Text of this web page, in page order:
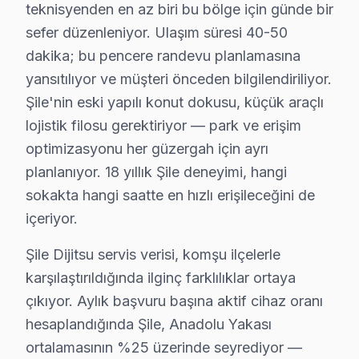
Dördüncü faktör — Parça temini: Stokta hazır bu
18 yıllık Şile servis kronolojisi, Dijitsu görüntüleme
Orta dönemde (2012-2017) Dijitsu VA Panel LED
Son dönemde (2018-bugün) Dijitsu LED ve OLED/
Şile servis lojistiği, ilçenin Anadolu Yakası'ndaki
İkinci katman — Orta kuşak: Şile Kalesi ve bağlantılı
Üçüncü katman — Dış mahalleler: Şile Plajı ve
Şile Dijitsu servis verisi, komşu ilçelerle
Arıza profili karşılaştırmasında ise durum farklı:
Çözüm hızı karşılaştırmasında Şile iyi bir konumda:
Şile'de bu TV servisimizle tanışmadan önce ve
"Sonra" tablosu şu: Aynı müşteri bizimle iletişime
Şile Kalesi mahallesindeki başka bir müşteri Panel
teknisyenden en az biri bu bölge için günde bir
sefer düzenleniyor. Ulaşım süresi 40-50
dakika; bu pencere randevu planlamasına
yansıtılıyor ve müşteri önceden bilgilendiriliyor.
Şile'nin eski yapılı konut dokusu, küçük araçlı
lojistik filosu gerektiriyor — park ve erişim
optimizasyonu her güzergah için ayrı
planlanıyor. 18 yıllık Şile deneyimi, hangi
sokakta hangi saatte en hızlı erişileceğini de
içeriyor.
Şile Dijitsu servis verisi, komşu ilçelerle
karşılaştırıldığında ilginç farklılıklar ortaya
çıkıyor. Aylık başvuru başına aktif cihaz oranı
hesaplandığında Şile, Anadolu Yakası
ortalamasının %25 üzerinde seyrediyor —